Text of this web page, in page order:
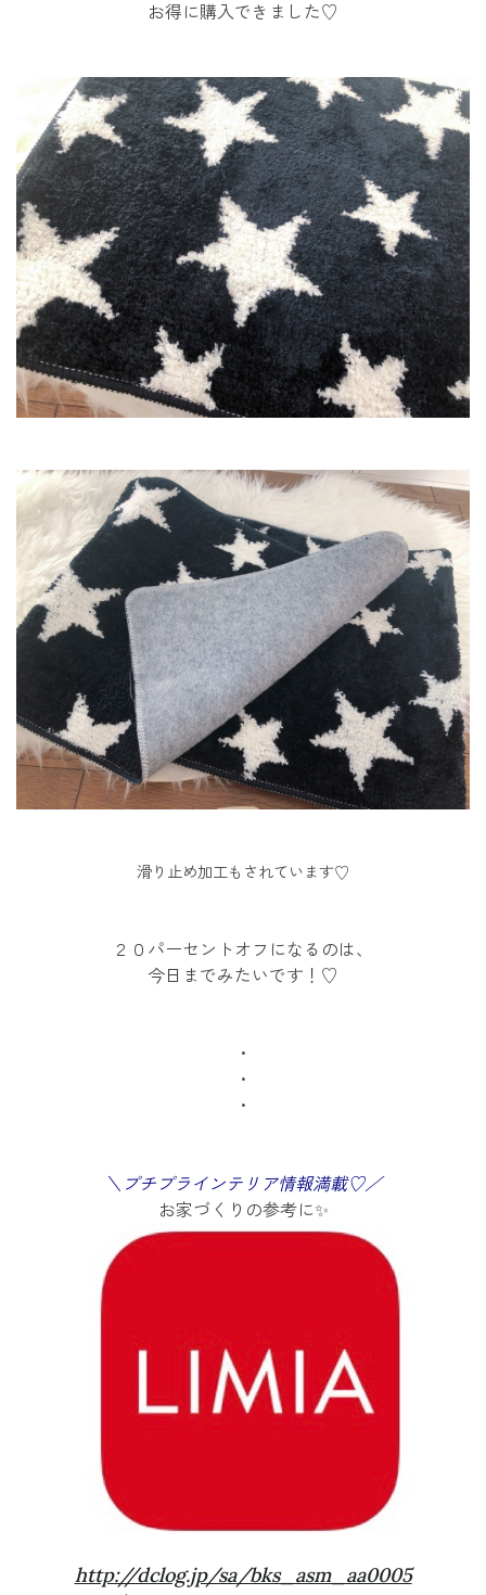
お得に購入できました♡
滑り止め加工もされています♡
２０パーセントオフになるのは、
今日までみたいです！♡
・
・
・
＼プチプラインテリア情報満載♡／
お家づくりの参考に✨
http://dclog.jp/sa/bks_asm_aa0005